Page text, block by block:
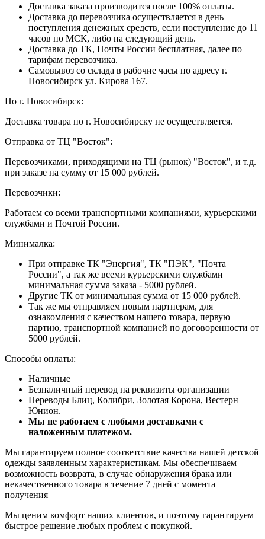
Доставка заказа производится после 100% оплаты.
Доставка до перевозчика осуществляется в день
поступления денежных средств, если поступление до 11
часов по МСК, либо на следующий день.
Доставка до ТК, Почты России бесплатная, далее по
тарифам перевозчика.
Самовывоз со склада в рабочие часы по адресу г.
Новосибирск ул. Кирова 167.
По г. Новосибирск:
Доставка товара по г. Новосибирску не осуществляется.
Отправка от ТЦ "Восток":
Перевозчиками, приходящими на ТЦ (рынок) "Восток", и т.д.
при заказе на сумму от 15 000 рублей.
Перевозчики:
Работаем со всеми транспортными компаниями, курьерскими
службами и Почтой России.
Минималка:
При отправке ТК "Энергия", ТК "ПЭК", "Почта
России", а так же всеми курьерскими службами
минимальная сумма заказа - 5000 рублей.
Другие ТК от минимальная сумма от 15 000 рублей.
Так же мы отправляем новым партнерам, для
ознакомления с качеством нашего товара, первую
партию, транспортной компанией по договоренности от
5000 рублей.
Способы оплаты:
Наличные
Безналичный перевод на реквизиты организации
Переводы Блиц, Колибри, Золотая Корона, Вестерн
Юнион.
Мы не работаем с любыми доставками с
наложенным платежом.
Мы гарантируем полное соответствие качества нашей детской
одежды заявленным характеристикам. Мы обеспечиваем
возможность возврата, в случае обнаружения брака или
некачественного товара в течение 7 дней с момента
получения
Мы ценим комфорт наших клиентов, и поэтому гарантируем
быстрое решение любых проблем с покупкой.